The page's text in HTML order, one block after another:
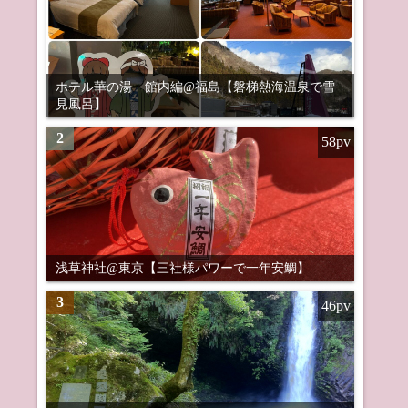
ホテル華の湯 館内編@福島【磐梯熱海温泉で雪
見風呂】
2
浅草神社@東京【三社様パワーで一年安鯛】
58pv
3 46pv